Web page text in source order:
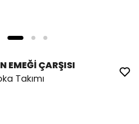
EMEĞİ ÇARŞISI
Takımı